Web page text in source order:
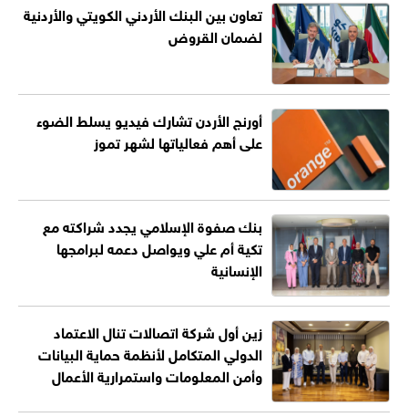
تعاون بين البنك الأردني الكويتي والأردنية
لضمان القروض
أورنج الأردن تشارك فيديو يسلط الضوء
على أهم فعالياتها لشهر تموز
بنك صفوة الإسلامي يجدد شراكته مع
تكية أم علي ويواصل دعمه لبرامجها
الإنسانية
زين أول شركة اتصالات تنال الاعتماد
الدولي المتكامل لأنظمة حماية البيانات
وأمن المعلومات واستمرارية الأعمال